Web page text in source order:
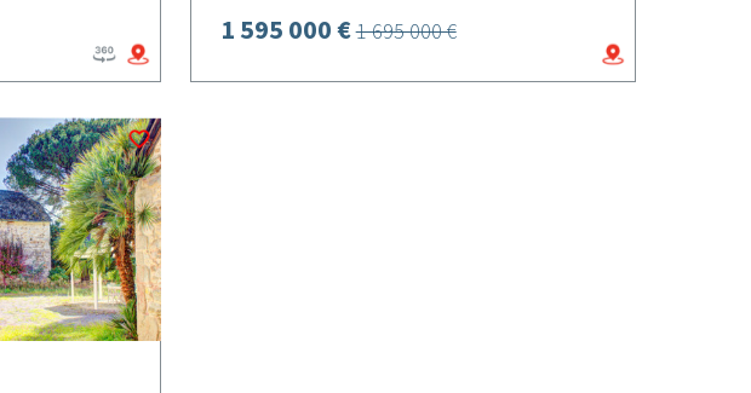
1 595 000 €1 695 000 €